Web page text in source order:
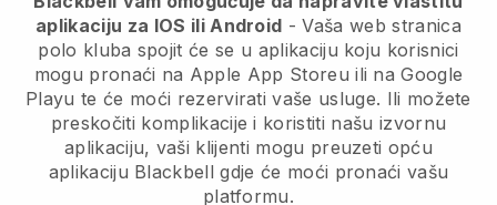
aplikaciju za IOS ili Android -Vaša web stranica
polo kluba spojit će se u aplikaciju koju korisnici
mogu pronaći na Apple App Storeu ili na Google
Playu te će moći rezervirati vaše usluge. Ili možete
preskočiti komplikacije i koristiti našu izvornu
aplikaciju, vaši klijenti mogu preuzeti opću
aplikaciju Blackbell gdje će moći pronaći vašu
platformu.